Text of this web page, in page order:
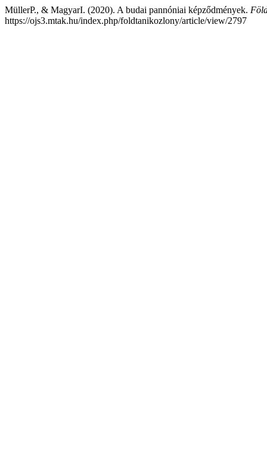
MüllerP., & MagyarI. (2020). A budai pannóniai képződmények.
https://ojs3.mtak.hu/index.php/foldtanikozlony/article/view/2797